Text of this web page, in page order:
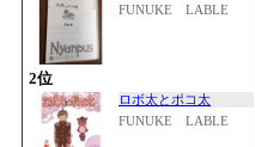
FUNUKE LABLE
2位
ロボ太とポコ太
FUNUKE LABLE